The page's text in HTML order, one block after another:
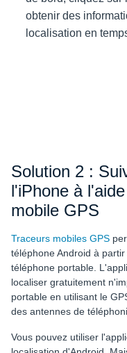
obtenir des
localisation en
Solution 2 :
l'iPhone à
mobile GPS
Traceurs mobiles GPS
téléphone Android à
téléphone portable.
localiser gratuitement
portable en utilisant le
des antennes de
Vous pouvez utiliser